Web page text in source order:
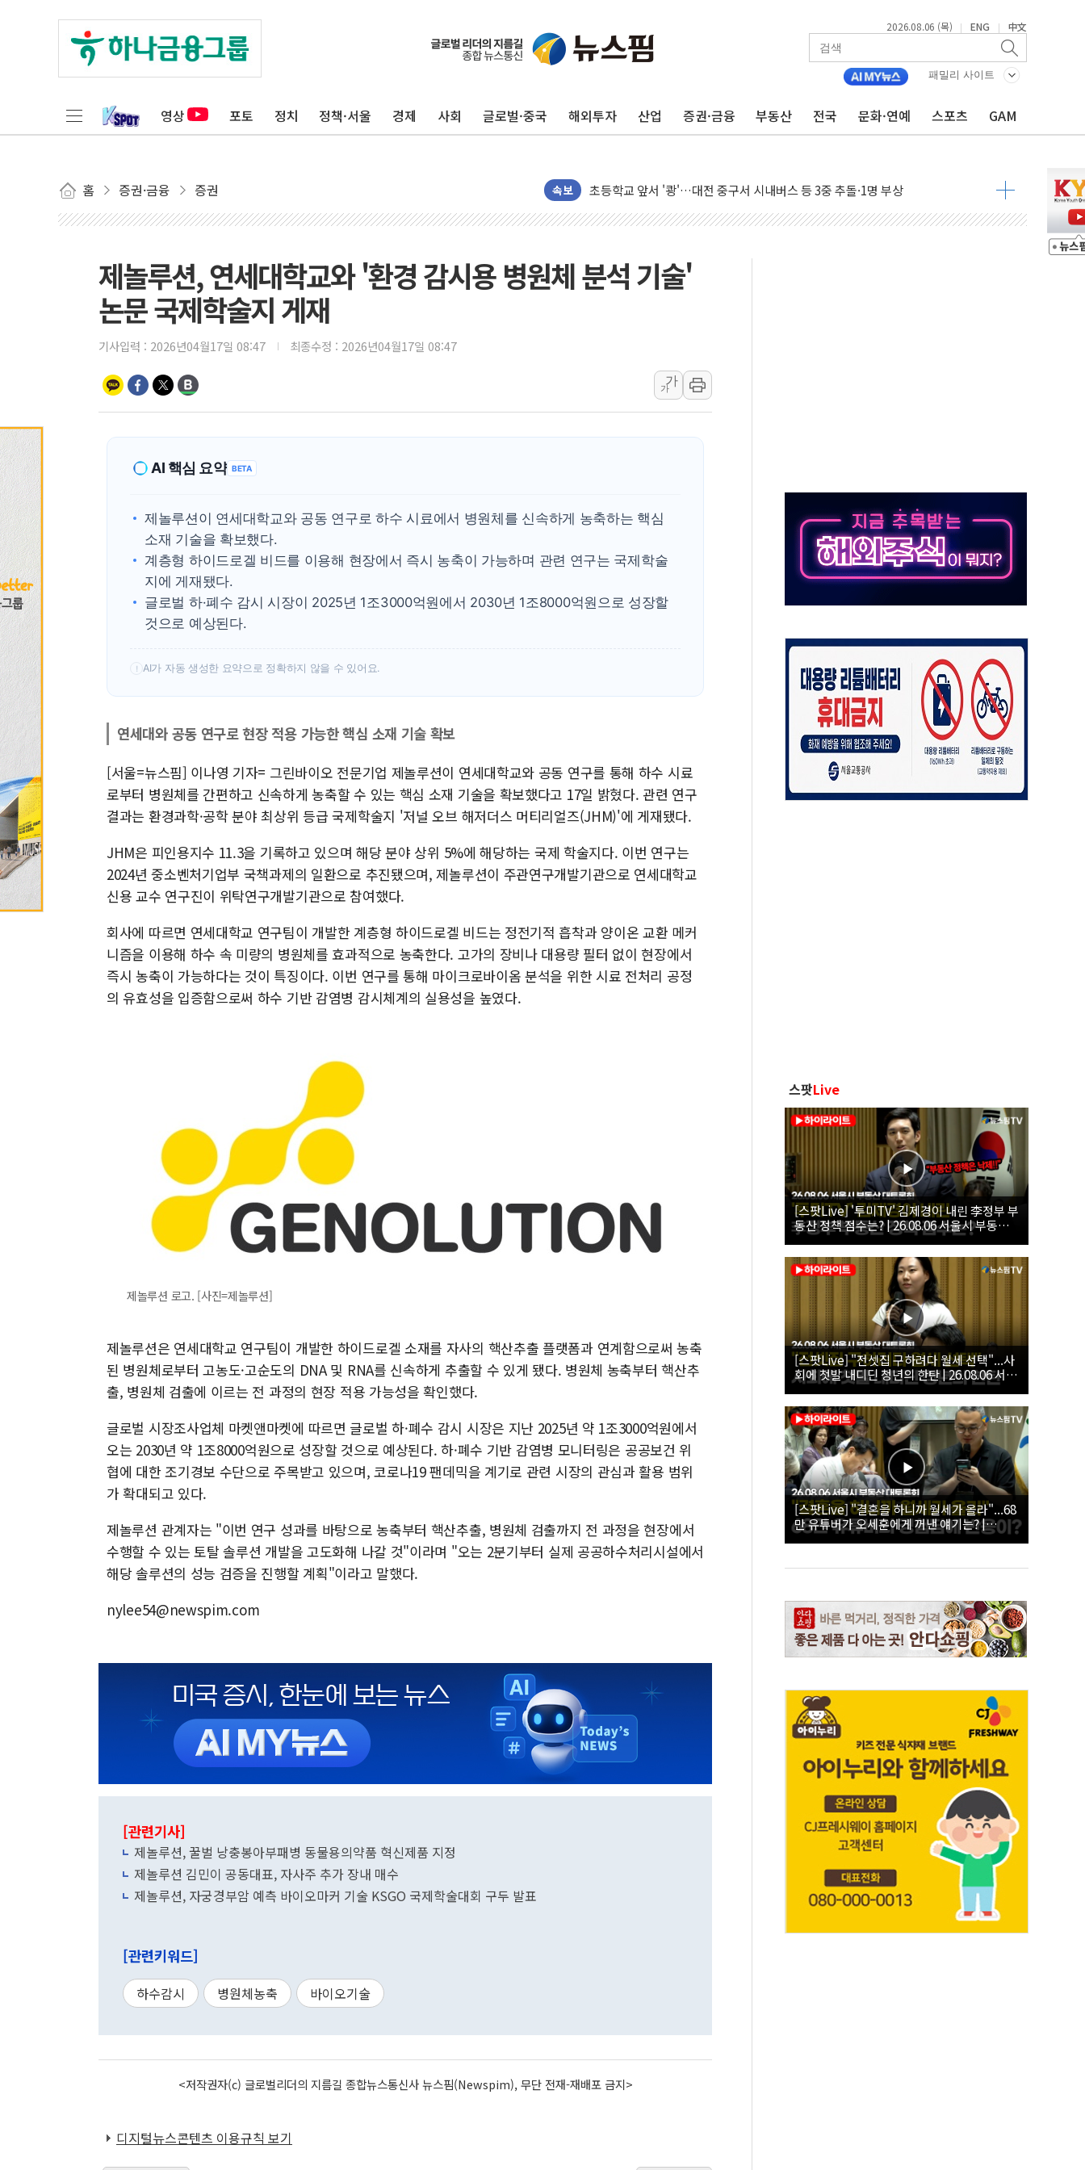
2026.08.06 (목) | ENG | 中文
패밀리 사이트
영상 포토 정치 정책·서울 경제 사회 글로벌·중국 해외투자 산업 증권·금융 부동산 전국 문화·연예 스포츠 GAM
홈 증권·금융 증권 속보
한패스, 월 송금 60만건 돌파
중소기업계 "세제개편안 기본방향 공감...현장 목소리 반영되길"
"전월세 대책 없고 집값만 오른다"…서울시 부동산 토론회서 쏟아진 우려
청와대 "내일 부동산 점검 2차 회의"…주택 공급 방안 논의한다
케이피에프, 2분기 매출액 2136억원
아파트에 코브라가…검찰, 멸종위기종 밀수 조직 적발
윤영달 크라운해태 회장 "미래세대와 전통문화 소통 자리, 꾸준히 만들겠다"
'주택 공급 vs 공원 보존'…용산어린이정원 활용 놓고 충돌 예고
원포유, 그린비파트너스 흡수합병…비대면 영상서비스 경쟁력 강화
넷마블문화재단, 임직원 가족 직업체험 프로그램 진행
김민석 측 "'레버리지 ETF 도입 김 총리 지시'는 가짜뉴스…법적 조치"
앤스로픽도 AI칩 직접 만든다…삼성전자 2나노 수주 '촉각'
제놀루션, 연세대학교와 '환경 감시용 병원체 분석 기술'
논문 국제학술지 게재
기사입력 : 2026년04월17일 08:47 최종수정 : 2026년04월17일 08:47
가
가
AI 핵심 요약 BETA
제놀루션이 연세대학교와 공동 연구로 하수 시료에서 병원체를 신속하게 농축하는 핵심
소재 기술을 확보했다.
계층형 하이드로겔 비드를 이용해 현장에서 즉시 농축이 가능하며 관련 연구는 국제학술
지에 게재됐다.
글로벌 하·폐수 감시 시장이 2025년 1조3000억원에서 2030년 1조8000억원으로 성장할
것으로 예상된다.
! AI가 자동 생성한 요약으로 정확하지 않을 수 있어요.
연세대와 공동 연구로 현장 적용 가능한 핵심 소재 기술 확보
[서울=뉴스핌] 이나영 기자= 그린바이오 전문기업 제놀루션이 연세대학교와 공동 연구를 통해 하수 시료
로부터 병원체를 간편하고 신속하게 농축할 수 있는 핵심 소재 기술을 확보했다고 17일 밝혔다. 관련 연구
결과는 환경과학·공학 분야 최상위 등급 국제학술지 '저널 오브 해저더스 머티리얼즈(JHM)'에 게재됐다.
JHM은 피인용지수 11.3을 기록하고 있으며 해당 분야 상위 5%에 해당하는 국제 학술지다. 이번 연구는
2024년 중소벤처기업부 국책과제의 일환으로 추진됐으며, 제놀루션이 주관연구개발기관으로 연세대학교
신용 교수 연구진이 위탁연구개발기관으로 참여했다.
회사에 따르면 연세대학교 연구팀이 개발한 계층형 하이드로겔 비드는 정전기적 흡착과 양이온 교환 메커
니즘을 이용해 하수 속 미량의 병원체를 효과적으로 농축한다. 고가의 장비나 대용량 필터 없이 현장에서
즉시 농축이 가능하다는 것이 특징이다. 이번 연구를 통해 마이크로바이옴 분석을 위한 시료 전처리 공정
의 유효성을 입증함으로써 하수 기반 감염병 감시체계의 실용성을 높였다.
제놀루션 로고. [사진=제놀루션]
제놀루션은 연세대학교 연구팀이 개발한 하이드로겔 소재를 자사의 핵산추출 플랫폼과 연계함으로써 농축
된 병원체로부터 고농도·고순도의 DNA 및 RNA를 신속하게 추출할 수 있게 됐다. 병원체 농축부터 핵산추
출, 병원체 검출에 이르는 전 과정의 현장 적용 가능성을 확인했다.
글로벌 시장조사업체 마켓앤마켓에 따르면 글로벌 하·폐수 감시 시장은 지난 2025년 약 1조3000억원에서
오는 2030년 약 1조8000억원으로 성장할 것으로 예상된다. 하·폐수 기반 감염병 모니터링은 공공보건 위
협에 대한 조기경보 수단으로 주목받고 있으며, 코로나19 팬데믹을 계기로 관련 시장의 관심과 활용 범위
가 확대되고 있다.
제놀루션 관계자는 "이번 연구 성과를 바탕으로 농축부터 핵산추출, 병원체 검출까지 전 과정을 현장에서
수행할 수 있는 토탈 솔루션 개발을 고도화해 나갈 것"이라며 "오는 2분기부터 실제 공공하수처리시설에서
해당 솔루션의 성능 검증을 진행할 계획"이라고 말했다.
nylee54@newspim.com
[관련기사]
제놀루션, 꿀벌 낭충봉아부패병 동물용의약품 혁신제품 지정
제놀루션 김민이 공동대표, 자사주 추가 장내 매수
제놀루션, 자궁경부암 예측 바이오마커 기술 KSGO 국제학술대회 구두 발표
[관련키워드]
하수감시 병원체농축 바이오기술
<저작권자(c) 글로벌리더의 지름길 종합뉴스통신사 뉴스핌(Newspim), 무단 전재-재배포 금지>
디지털뉴스콘텐츠 이용규칙 보기
스팟Live
[스팟Live] '투미TV' 김제경이 내린 李정부 부
동산 정책 점수는? | 26.08.06 서울시 부동산
대토론회
[스팟Live] "전셋집 구하려다 월세 선택"...사
회에 첫발 내디딘 청년의 한탄 | 26.08.06 서울
시 부동산 대토론회
[스팟Live] "결혼을 하니까 월세가 올라"...68
만 유튜버가 오세훈에게 꺼낸 얘기는? |
26.08.06 서울시 부동산 대토론회